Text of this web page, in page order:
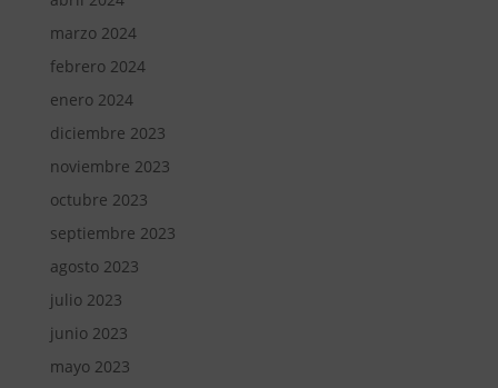
marzo 2024
febrero 2024
enero 2024
diciembre 2023
noviembre 2023
octubre 2023
septiembre 2023
agosto 2023
julio 2023
junio 2023
mayo 2023